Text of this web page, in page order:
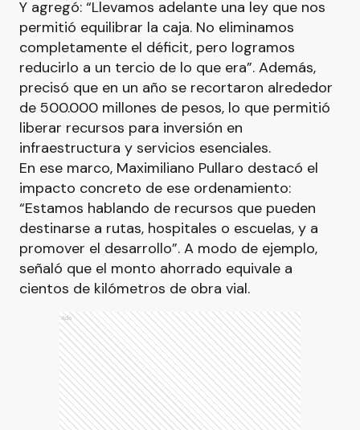
Y agregó: “Llevamos adelante una ley que nos
permitió equilibrar la caja. No eliminamos
completamente el déficit, pero logramos
reducirlo a un tercio de lo que era”. Además,
precisó que en un año se recortaron alrededor
de 500.000 millones de pesos, lo que permitió
liberar recursos para inversión en
infraestructura y servicios esenciales.
En ese marco, Maximiliano Pullaro destacó el
impacto concreto de ese ordenamiento:
“Estamos hablando de recursos que pueden
destinarse a rutas, hospitales o escuelas, y a
promover el desarrollo”. A modo de ejemplo,
señaló que el monto ahorrado equivale a
cientos de kilómetros de obra vial.
Ads